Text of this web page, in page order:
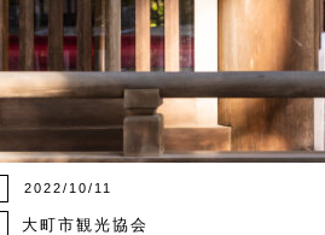
2022/10/11
大町市観光協会